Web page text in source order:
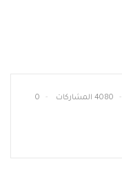
4080 المشاركات 0